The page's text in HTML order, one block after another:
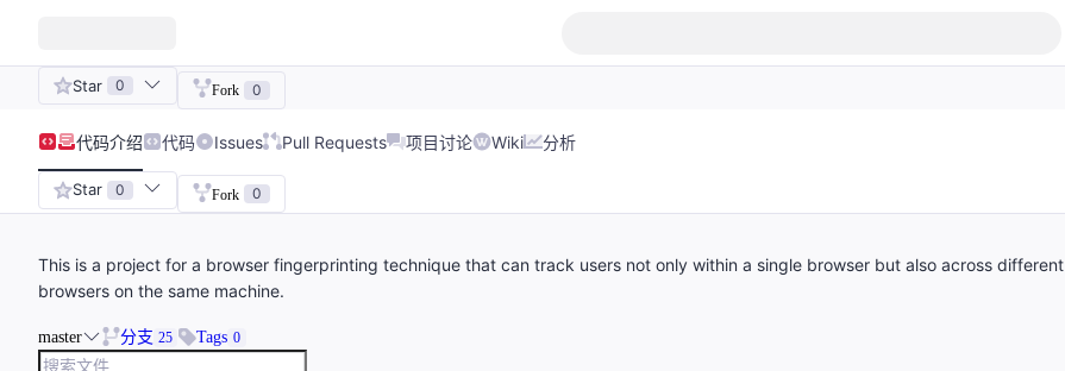
Star 0 Fork 0
代码介绍 代码 Issues Pull Requests 项目讨论 Wiki 分析
Star 0 Fork 0
This is a project for a browser fingerprinting technique that can track users not only within a single browser but also across different
browsers on the same machine.
master 分支 25 Tags 0